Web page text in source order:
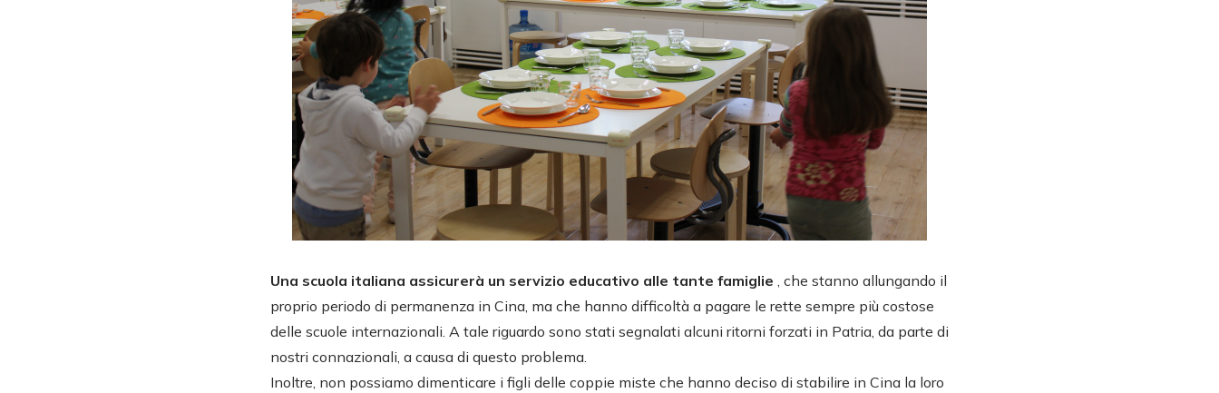
Una scuola italiana assicurerà un servizio educativo alle tante famiglie , che stanno allungando il
proprio periodo di permanenza in Cina, ma che hanno difficoltà a pagare le rette sempre più costose
delle scuole internazionali. A tale riguardo sono stati segnalati alcuni ritorni forzati in Patria, da parte di
nostri connazionali, a causa di questo problema.
Inoltre, non possiamo dimenticare i figli delle coppie miste che hanno deciso di stabilire in Cina la loro